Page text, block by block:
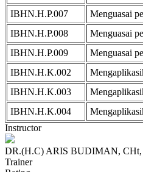
IBHN.H.P.007
Menguasai
IBHN.H.P.008
Menguasai
IBHN.H.P.009
Menguasai
IBHN.H.K.002
IBHN.H.K.003
IBHN.H.K.004
Instructor
DR.(H.C) ARIS BUDIMAN,
Trainer